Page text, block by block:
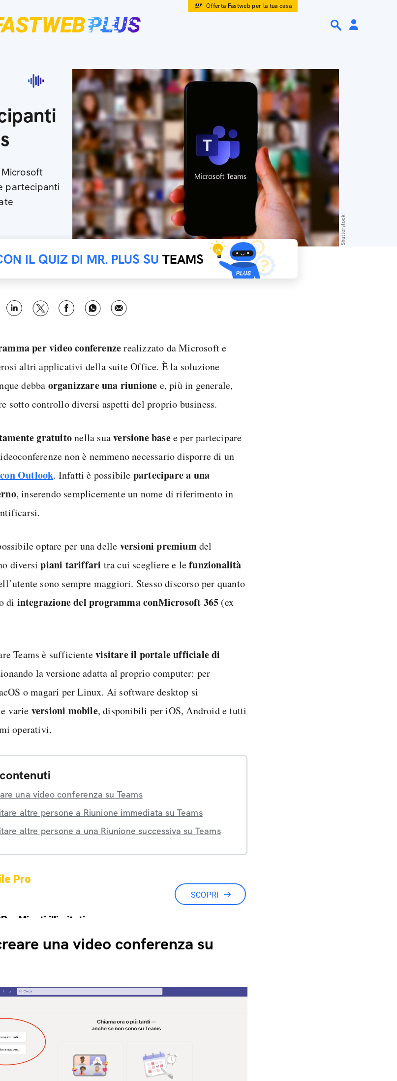
Offerta Fastweb per la tua casa
partecipanti
Shutterstock
IL QUIZ DI MR. PLUS SU TEAMS
per video conferenzerealizzato da Microsoft e
altri applicativi della suite Office. È la soluzione
debba organizzare una riunione e, più in generale,
sotto controllo diversi aspetti del proprio business.
gratuitonella suaversione basee per partecipare
non è nemmeno necessario disporre di un
Outlook. Infatti è possibile partecipare a una
, inserendo semplicemente un nome di riferimento in
optare per una delle versioni premiumdel
diversipiani tariffari tra cui scegliere e lefunzionalità
sono sempre maggiori. Stesso discorso per quanto
di integrazione del programma conMicrosoft 365 (ex
Teams è sufficientevisitare il portale ufficiale di
la versione adatta al proprio computer: per
o magari per Linux. Ai software desktop si
varie versioni mobile, disponibili per iOS, Android e tutti
operativi.
una video conferenza su Teams
altre persone a Riunione immediata su Teams
altre persone a una Riunione successiva su Teams
Pro
e Minuti illimitati
SCOPRI
una video conferenza su